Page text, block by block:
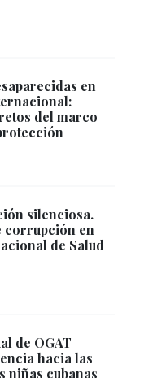
en
del marco
silenciosa.
corrupción en
de Salud
de OGAT
hacia las
niñas cubanas